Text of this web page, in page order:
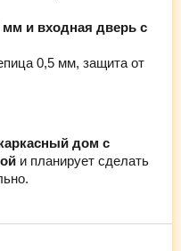
и входная дверь с
0,5 мм, защита от
дом с
и планирует сделать